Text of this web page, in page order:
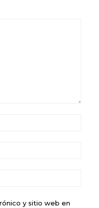
y sitio web en